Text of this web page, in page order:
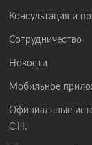
Консультация и
Сотрудничество
Новости
Мобильное
Официальные
С.Н.